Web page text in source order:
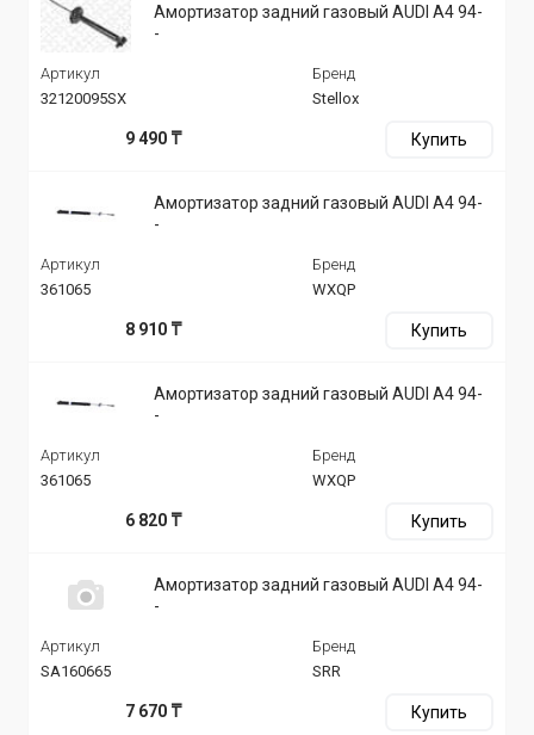
Амортизатор задний газовый AUDI A4 94-
-
Артикул
32120095SX
Бренд
Stellox
9 490 ₸ Купить
Амортизатор задний газовый AUDI A4 94-
-
Артикул
361065
Бренд
WXQP
8 910 ₸ Купить
Амортизатор задний газовый AUDI A4 94-
-
Артикул
361065
Бренд
WXQP
6 820 ₸ Купить
Амортизатор задний газовый AUDI A4 94-
-
Артикул
SA160665
Бренд
SRR
7 670 ₸ Купить